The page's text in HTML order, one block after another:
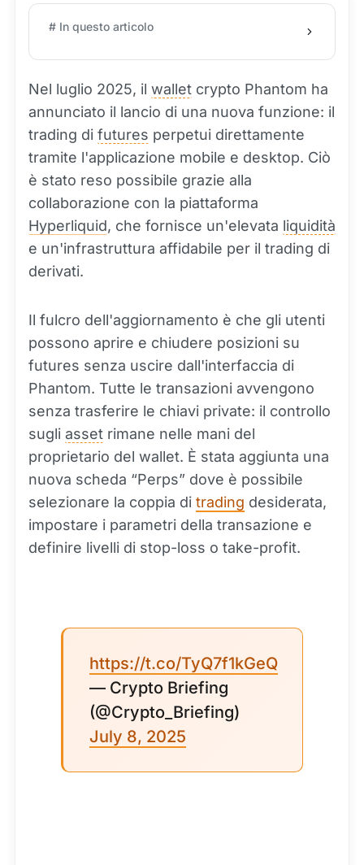
# In questo articolo
Nel luglio 2025, il wallet crypto Phantom ha
annunciato il lancio di una nuova funzione: il
trading di futures perpetui direttamente
tramite l'applicazione mobile e desktop. Ciò
è stato reso possibile grazie alla
collaborazione con la piattaforma
Hyperliquid, che fornisce un'elevata liquidità
e un'infrastruttura affidabile per il trading di
derivati.
Il fulcro dell'aggiornamento è che gli utenti
possono aprire e chiudere posizioni su
futures senza uscire dall'interfaccia di
Phantom. Tutte le transazioni avvengono
senza trasferire le chiavi private: il controllo
sugli asset rimane nelle mani del
proprietario del wallet. È stata aggiunta una
nuova scheda “Perps” dove è possibile
selezionare la coppia di trading desiderata,
impostare i parametri della transazione e
definire livelli di stop-loss o take-profit.
https://t.co/TyQ7f1kGeQ
— Crypto Briefing
(@Crypto_Briefing)
July 8, 2025